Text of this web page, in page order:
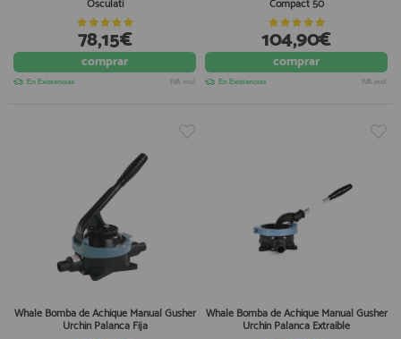
Osculati
78,15€
comprar
En Existencias IVA incl.
Compact 50
104,90€
comprar
En Existencias IVA incl.
Whale Bomba de Achique Manual Gusher
Urchin Palanca Fija
Whale Bomba de Achique Manual Gusher
Urchin Palanca Extraible